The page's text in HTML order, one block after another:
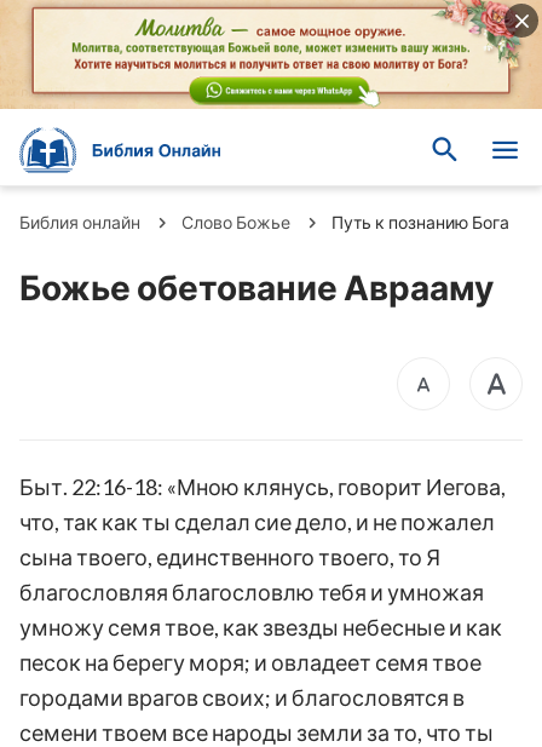
Библия онлайн Слово Божье Путь к познанию Бога
Божье обетование Аврааму
Быт. 22:16-18: «Мною клянусь, говорит Иегова,
что, так как ты сделал сие дело, и не пожалел
сына твоего, единственного твоего, то Я
благословляя благословлю тебя и умножая
умножу семя твое, как звезды небесные и как
песок на берегу моря; и овладеет семя твое
городами врагов своих; и благословятся в
семени твоем все народы земли за то, что ты